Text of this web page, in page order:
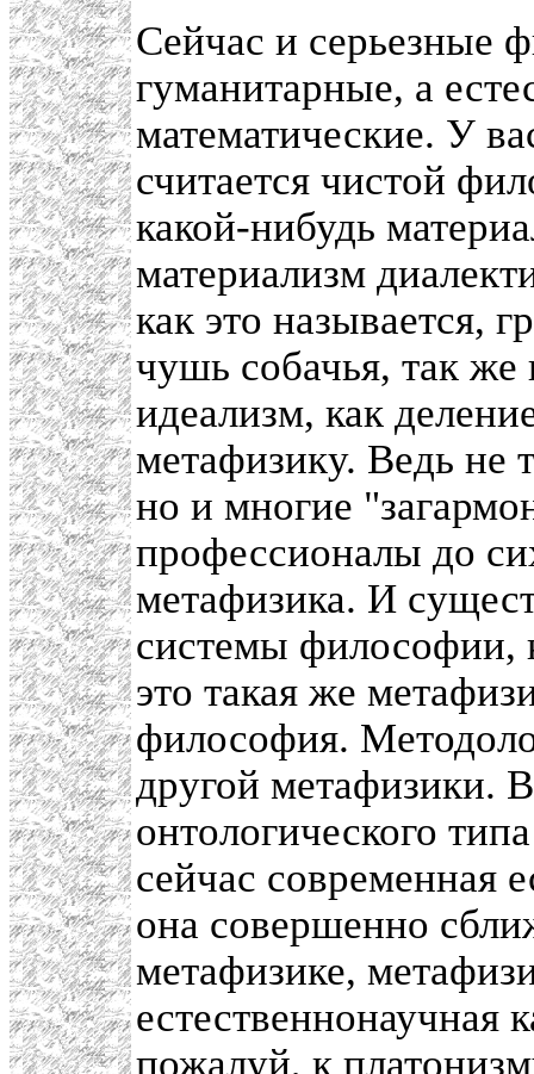
Сейчас и серьезные
гуманитарные, а
математические. У
считается чистой
какой-нибудь
материализм
как это называется,
чушь собачья, так же
идеализм, как
метафизику. Ведь не
но и многие
профессионалы до
метафизика. И
системы философии,
это такая же
философия.
другой метафизики.
онтологического
сейчас современная
она совершенно
метафизике,
естественнонаучная
пожалуй, к